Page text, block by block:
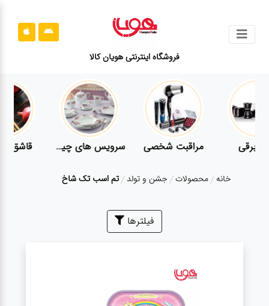
فروشگاه اینترنتی هویان کالا
محصولات
قوانین
سایت
ارتباط
باما
لوازم برقی
لوازم برقی مراقبت شخصی سرویس های چینی زرین
خانه محصولات جشن و تولد تم اسب تک شاخ
فیلترها